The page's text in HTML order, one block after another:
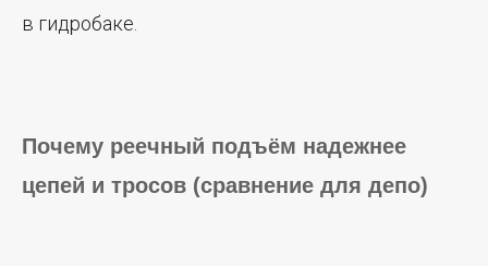
в гидробаке.
Почему реечный подъём надежнее
цепей и тросов (сравнение для депо)